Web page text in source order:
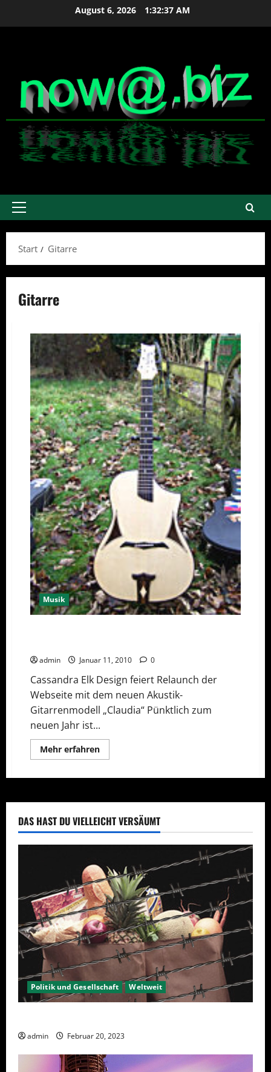
August 6, 2026 1:32:38 AM
Primäres
Start
Gitarre
Gitarre
Musik
admin Januar 11, 2010 0
Cassandra Elk Design feiert Relaunch der
Webseite mit dem neuen Akustik-
Gitarrenmodell „Claudia“ Pünktlich zum
neuen Jahr ist...
Mehr erfahrenMehr
Informationen
Akustik-
bei
Cassandra
Elk
DAS HAST DU VIELLEICHT VERSÄUMT
Politik und Gesellschaft Weltweit
admin Februar 20, 2023